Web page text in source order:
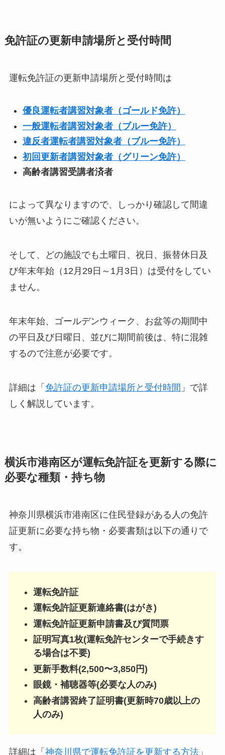
免許証の更新申請場所と受付時間
運転免許証の更新申請場所と受付時間は
優良運転者講習対象者（ゴールド免許）
一般運転者講習対象者（ブルー免許）
違反者運転者講習対象者（ブルー免許）
初回更新者講習対象者（グリーン免許）
高齢者講習受講者済者
によって異なりますので、しっかり確認して間違
いが無いようにご確認ください。
そして、どの施設でも土曜日、祝日、振替休日及
び年末年始（12月29日～1月3日）は受付をしてい
ません。
年末年始、ゴールデンウィーク、お盆等の期間中
の平日及び日曜日、並びに期間前後は、特に混雑
するので注意が必要です。
詳細は「 免許証の更新申請場所と受付時間 」で詳
しく解説しています。
横浜市港南区が運転免許証を更新する際に
必要な種類・持ち物
神奈川県横浜市港南区に住民登録がある人の免許
証更新に必要な持ち物・必要書類は以下の通りで
す。
運転免許証
運転免許証更新連絡書(はがき)
運転免許証更新申請書及び質問票
証明写真1枚(運転免許センターで手続きす
る場合は不要)
更新手数料(2,500〜3,850円)
眼鏡・補聴器等(必要な人のみ)
高齢者講習終了証明書(更新時70歳以上の
人のみ)
詳細は「 神奈川県で運転免許証を更新する方法」